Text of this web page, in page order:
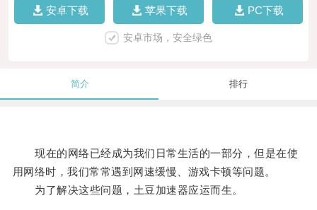
安卓下载 苹果下载 PC下载
安卓市场，安全绿色
简介 排行
现在的网络已经成为我们日常生活的一部分，但是在使
用网络时，我们常常遇到网速缓慢、游戏卡顿等问题。
为了解决这些问题，土豆加速器应运而生。